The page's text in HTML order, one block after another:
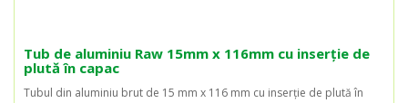
Tub de aluminiu Raw 15mm x 116mm cu inserție de
plută în capac
Tubul din aluminiu brut de 15 mm x 116 mm cu inserție de plută în